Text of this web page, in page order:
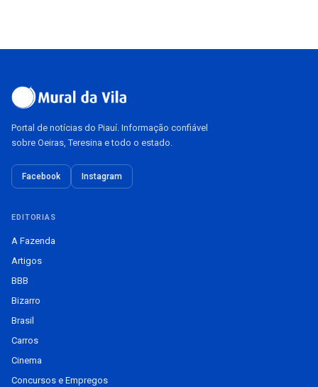
Portal de notícias do Piauí. Informação confiável
sobre Oeiras, Teresina e todo o estado.
Facebook Instagram
EDITORIAS
A Fazenda
Artigos
BBB
Bizarro
Brasil
Carros
Cinema
Concursos e Empregos